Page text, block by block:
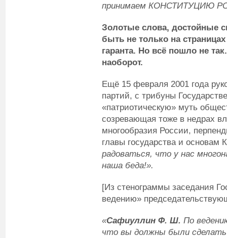
принимаем КОНСТИТУЦИЮ
Золотые слова, достойные
быть не только на
гаранта. Но всё пошло не
наоборот.
Ещё 15 февраля 2001 года
партий, с трибуны
«патриотическую» муть
созревающая тоже в недрах
многообразия России,
главы государства и
радоваться, что у нас
наша беда!».
[Из стенограммы заседания
ведению»
«Сафиуллин Ф. Ш. По
что вы должны были сделать